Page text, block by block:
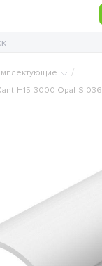
/
H15-3000 Opal-S